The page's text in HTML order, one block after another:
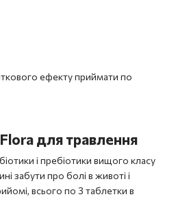
ефекту приймати по
для травлення
і пребіотики вищого класу
забути про болі в животі і
всього по 3 таблетки в